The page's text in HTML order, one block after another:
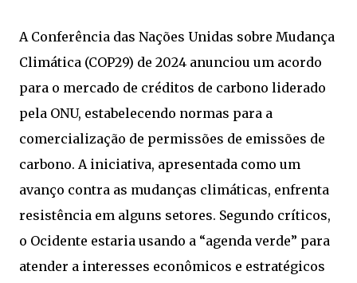
A Conferência das Nações Unidas sobre Mudança
Climática (COP29) de 2024 anunciou um acordo
para o mercado de créditos de carbono liderado
pela ONU, estabelecendo normas para a
comercialização de permissões de emissões de
carbono. A iniciativa, apresentada como um
avanço contra as mudanças climáticas, enfrenta
resistência em alguns setores. Segundo críticos,
o Ocidente estaria usando a “agenda verde” para
atender a interesses econômicos e estratégicos